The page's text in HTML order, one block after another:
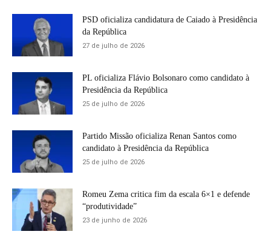
PSD oficializa candidatura de Caiado à Presidência
da República
27 de julho de 2026
PL oficializa Flávio Bolsonaro como candidato à
Presidência da República
25 de julho de 2026
Partido Missão oficializa Renan Santos como
candidato à Presidência da República
25 de julho de 2026
Romeu Zema critica fim da escala 6×1 e defende
“produtividade”
23 de junho de 2026